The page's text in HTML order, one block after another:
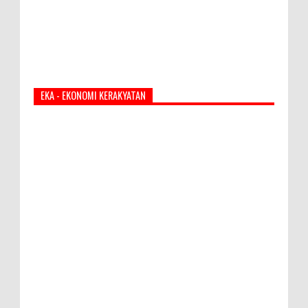
EKA - EKONOMI KERAKYATAN